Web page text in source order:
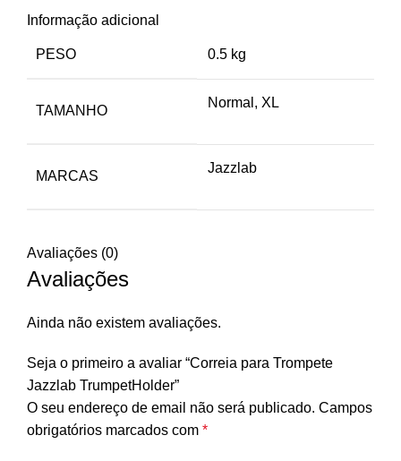
Informação adicional
PESO 0.5 kg
TAMANHO
Normal, XL
MARCAS
Jazzlab
Avaliações (0)
Avaliações
Ainda não existem avaliações.
Seja o primeiro a avaliar “Correia para Trompete
Jazzlab TrumpetHolder”
O seu endereço de email não será publicado. Campos
obrigatórios marcados com *